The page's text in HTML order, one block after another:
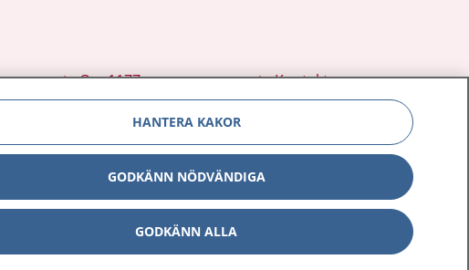
Om 1177
E-tjänster
Aktuellt
Kontakt
Digital tillgänglighet
HANTERA KAKOR
GODKÄNN NÖDVÄNDIGA
GODKÄNN ALLA